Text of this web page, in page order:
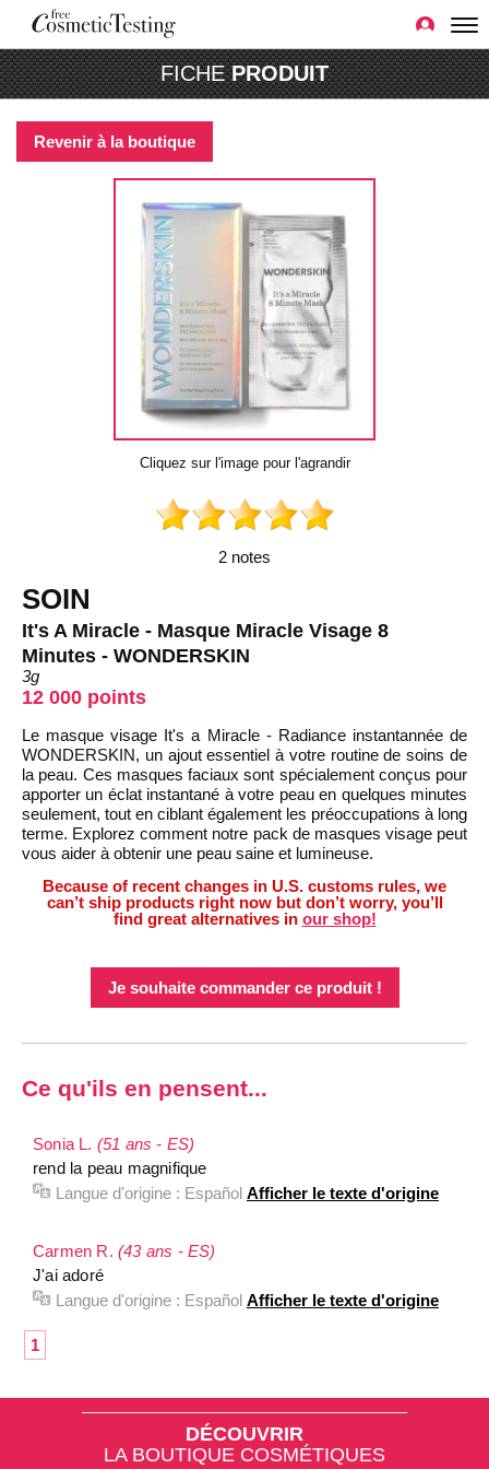
FICHEPRODUIT
Revenir à la boutique
Cliquez sur l'image pour l'agrandir
2 notes
SOIN
It's A Miracle - Masque Miracle Visage 8
Minutes - WONDERSKIN
3g
12 000 points
Le masque visage It's a Miracle - Radiance instantannée de
WONDERSKIN, un ajout essentiel à votre routine de soins de
la peau. Ces masques faciaux sont spécialement conçus pour
apporter un éclat instantané à votre peau en quelques minutes
seulement, tout en ciblant également les préoccupations à long
terme. Explorez comment notre pack de masques visage peut
vous aider à obtenir une peau saine et lumineuse.
Because of recent changes in U.S. customs rules, we
can’t ship products right now but don’t worry, you’ll
find great alternatives in our shop!
Je souhaite commander ce produit !
Ce qu'ils en pensent...
Sonia L. (51 ans - ES)
rend la peau magnifique
Langue d'origine : Español Afficher le texte d'origine
Carmen R. (43 ans - ES)
J'ai adoré
Langue d'origine : Español Afficher le texte d'origine
1
DÉCOUVRIR
LA BOUTIQUE COSMÉTIQUES